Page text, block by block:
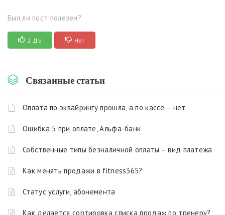
Был ли пост полезен?
2 Да Нет
Связанные статьи
Оплата по эквайрингу прошла, а по кассе – нет
Ошибка 5 при оплате, Альфа-банк
Собственные типы безналичной оплаты – вид платежа
Как менять продажи в fitness365?
Статус услуги, абонемента
Как делается сортировка списка продаж по тренеру?